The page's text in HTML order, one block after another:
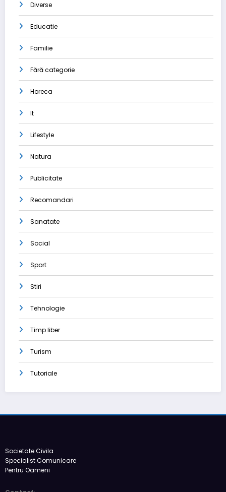
Diverse
Educatie
Familie
Fără categorie
Horeca
It
Lifestyle
Natura
Publicitate
Recomandari
Sanatate
Social
Sport
Stiri
Tehnologie
Timp liber
Turism
Tutoriale
Societate Civila
Specialist Comunicare
Pentru Oameni